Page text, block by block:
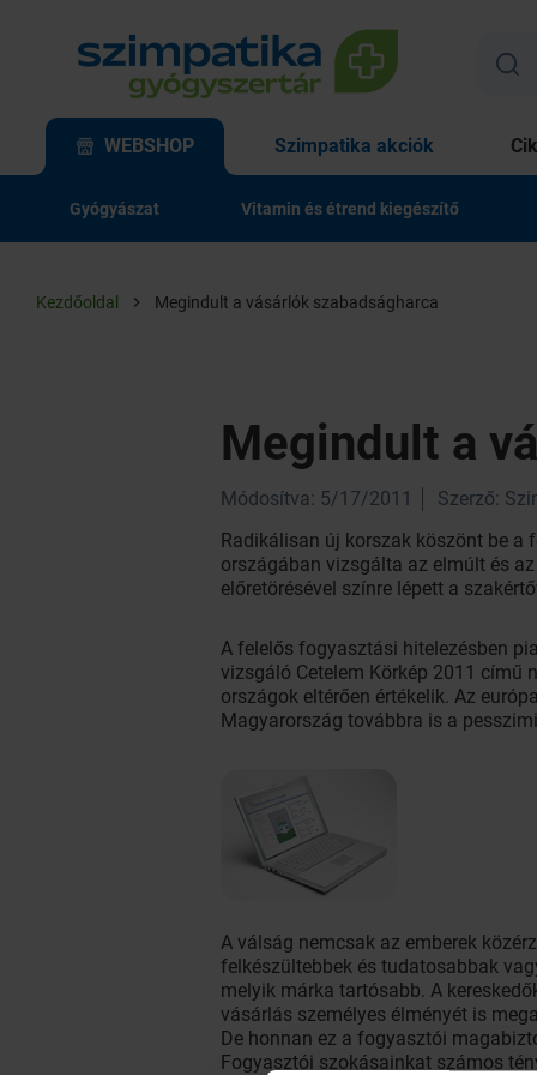
WEBSHOP Szimpatika akciók
Gyógyászat Vitamin és étrend kiegészítő
Kezdőoldal Megindult a vásárlók szabadságharca
Megindult a
Módosítva: 5/17/2011 Szerző:
Radikálisan új korszak köszönt be a
országában vizsgálta az elmúlt és
előretörésével színre lépett a
A felelős fogyasztási hitelezésben
vizsgáló Cetelem Körkép 2011 című
országok eltérően értékelik. Az
Magyarország továbbra is a
A válság nemcsak az emberek
felkészültebbek és tudatosabbak
melyik márka tartósabb. A
vásárlás személyes élményét is
De honnan ez a fogyasztói
Fogyasztói szokásainkat számos